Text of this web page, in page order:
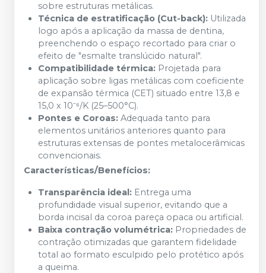
sobre estruturas metálicas.
Técnica de estratificação (Cut-back): Utilizada
logo após a aplicação da massa de dentina,
preenchendo o espaço recortado para criar o
efeito de "esmalte translúcido natural".
Compatibilidade térmica: Projetada para
aplicação sobre ligas metálicas com coeficiente
de expansão térmica (CET) situado entre 13,8 e
15,0 x 10⁻⁶/K (25–500°C).
Pontes e Coroas: Adequada tanto para
elementos unitários anteriores quanto para
estruturas extensas de pontes metalocerâmicas
convencionais.
Características/Benefícios:
Transparência ideal: Entrega uma
profundidade visual superior, evitando que a
borda incisal da coroa pareça opaca ou artificial.
Baixa contração volumétrica: Propriedades de
contração otimizadas que garantem fidelidade
total ao formato esculpido pelo protético após
a queima.